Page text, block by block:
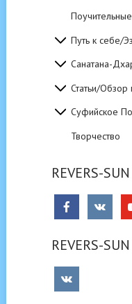
Путь к себе/
Санатана-
Статьи/Обзор
Суфийское
Творчество
REVERS-
REVERS-